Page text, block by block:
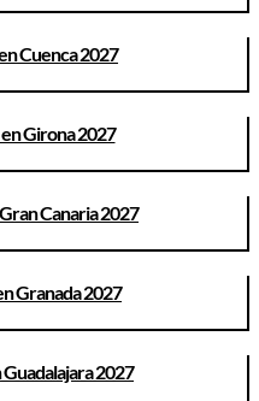
Cuenca 2027
Girona 2027
Canaria 2027
Granada 2027
2027